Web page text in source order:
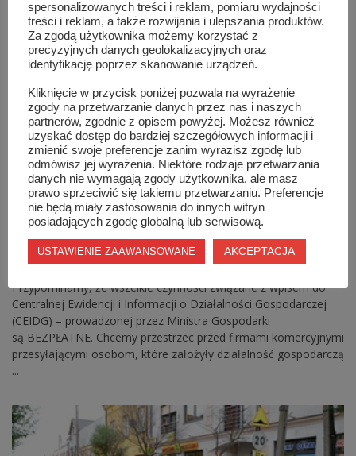
Uwaga Przedsiębiorcy !!!
Przypominamy, że wszelkie czynności związane z wpisem do
Centralnej Ewidencji i Informacji o Działalności Gospodarczej
(CEIDG) – prowadzonej przez Ministra Gospodarki
są BEZPŁATNE. Chcemy przestrzec przed firmami komercyjnymi
przesyłającymi osobom, które założyły działalność gospodarczą
...
spersonalizowanych treści i reklam, pomiaru wydajności
treści i reklam, a także rozwijania i ulepszania produktów.
Za zgodą użytkownika możemy korzystać z
precyzyjnych danych geolokalizacyjnych oraz
identyfikację poprzez skanowanie urządzeń.
Kliknięcie w przycisk poniżej pozwala na wyrażenie
zgody na przetwarzanie danych przez nas i naszych
partnerów, zgodnie z opisem powyżej. Możesz również
uzyskać dostęp do bardziej szczegółowych informacji i
zmienić swoje preferencje zanim wyrazisz zgodę lub
odmówisz jej wyrażenia. Niektóre rodzaje przetwarzania
danych nie wymagają zgody użytkownika, ale masz
prawo sprzeciwić się takiemu przetwarzaniu. Preferencje
nie będą miały zastosowania do innych witryn
posiadających zgodę globalną lub serwisową.
USTAWIENIE ZAAWANSOWANE AKCEPTACJA